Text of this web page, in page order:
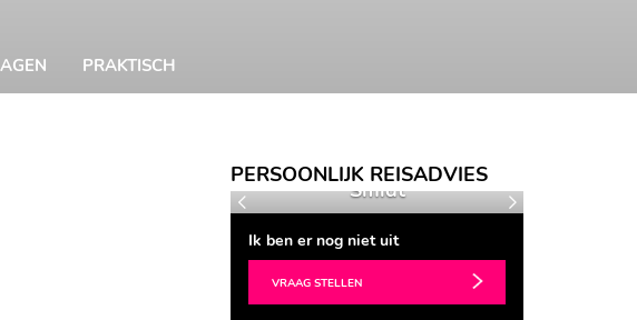
PRAKTISCH
PERSOONLIJK REISADVIES
Seraphine de
Smidt
Vorige Volgende
Ik ben er nog niet uit
VRAAG STELLEN